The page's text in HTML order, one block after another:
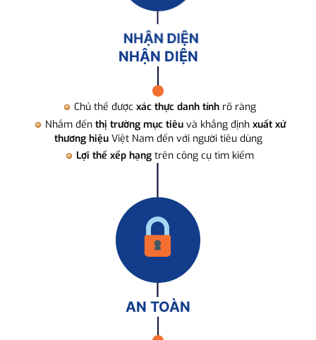
NHẬN DIỆN
Chủ thể được xác thực danh tính rõ ràng
Nhắm đến thị trường mục tiêuvà khẳng định xuất xứ
thương hiệuViệt Nam đến với người tiêu dùng
Lợi thế xếp hạng trên công cụ tìm kiếm
AN TOÀN